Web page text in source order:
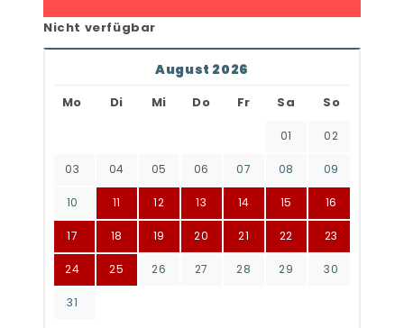
Nicht verfügbar
August 2026
Mo Di Mi Do Fr Sa So
01 02
03 04 05 06 07 08 09
10 11 12 13 14 15 16
17 18 19 20 21 22 23
24 25 26 27 28 29 30
31